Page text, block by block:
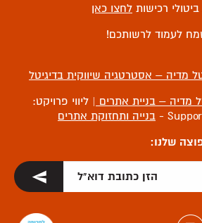
רכישות לחצו כאן
לעמוד לרשותכם!
מדיה – אסטרטגיה שיווקית בדיגיטל
מדיה – בניית אתרים | ליווי פרויקט:
בנייה ותחזוקת אתרים
שלנו: